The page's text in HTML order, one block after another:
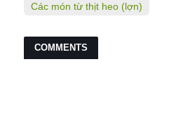
Các món từ thịt heo (lợn)
COMMENTS